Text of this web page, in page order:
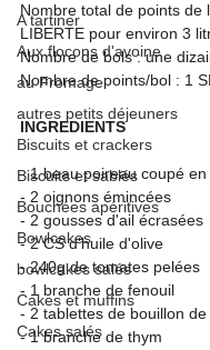
A tartiner
Aux flocons d'avoine
au Fromage
autres petits déjeuners
Biscuits et crackers
Biscuits et sablés
Bouchées apéritives
Bowlcakes
bowlcakes salés
Cakes et muffins
Cakes salés
Nombre total de points de
LIBERTE pour environ 3
Nombre de bols : une
Nombre de points/bol : 1
INGREDIENTS
- 1 beau poireau coupé
- 2 oignons émincées
- 2 gousses d'ail écrasées
- 2 CS d'huile d'olive
- 240g de tomates pelées
- 1 branche de fenouil
- 2 tablettes de bouillon de
- 1 branche de thym